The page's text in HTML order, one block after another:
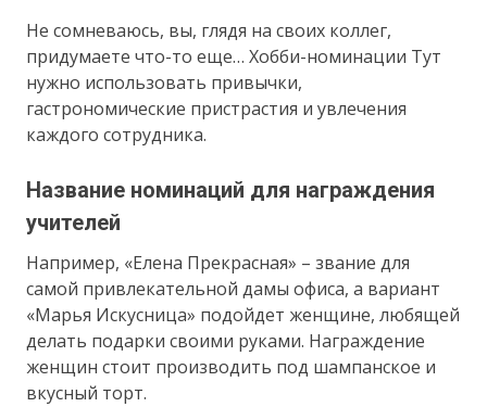
Не сомневаюсь, вы, глядя на своих коллег,
придумаете что-то еще… Хобби-номинации Тут
нужно использовать привычки,
гастрономические пристрастия и увлечения
каждого сотрудника.
Название номинаций для награждения
учителей
Например, «Елена Прекрасная» – звание для
самой привлекательной дамы офиса, а вариант
«Марья Искусница» подойдет женщине, любящей
делать подарки своими руками. Награждение
женщин стоит производить под шампанское и
вкусный торт.